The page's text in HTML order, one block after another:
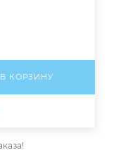
В КОРЗИНУ